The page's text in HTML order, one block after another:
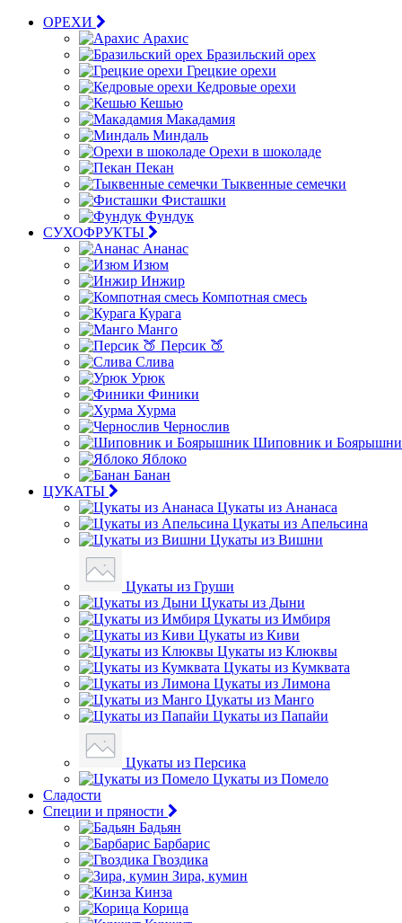
ОРЕХИ
Арахис
Бразильский орех
Грецкие орехи
Кедровые орехи
Кешью
Макадамия
Миндаль
Орехи в шоколаде
Пекан
Тыквенные семечки
Фисташки
Фундук
СУХОФРУКТЫ
Ананас
Изюм
Инжир
Компотная смесь
Курага
Манго
Персик 🍑
Слива
Урюк
Финики
Хурма
Чернослив
Шиповник и
Яблоко
Банан
ЦУКАТЫ
Цукаты из Ананаса
Цукаты из Апельсина
Цукаты из Вишни
Цукаты из Груши
Цукаты из Дыни
Цукаты из Имбиря
Цукаты из Киви
Цукаты из Клюквы
Цукаты из Кумквата
Цукаты из Лимона
Цукаты из Манго
Цукаты из Папайи
Цукаты из Персика
Цукаты из Помело
Сладости
Специи и пряности
Бадьян
Барбарис
Гвоздика
Зира, кумин
Кинза
Корица